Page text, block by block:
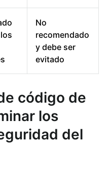
No
recomendado
y debe ser
evitado
código de
los
del